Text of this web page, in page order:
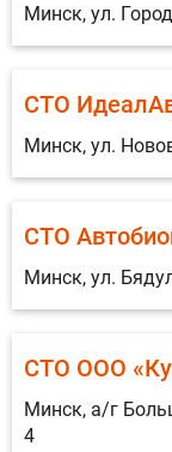
Минск, ул.
СТО
Минск, ул.
СТО
Минск, ул.
СТО ООО
Минск, а/г
4